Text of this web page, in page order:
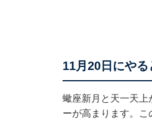
11月20日にやる
蠍座新月と天一天
ーが高まります。